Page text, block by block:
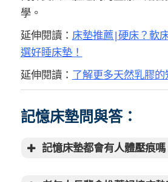
學。
延伸閱讀： 床墊推薦 | 硬床？軟
選好睡床墊！
延伸閱讀： 了解更多天然乳膠的
記憶床墊問與答：
記憶床墊都會有人體壓痕嗎